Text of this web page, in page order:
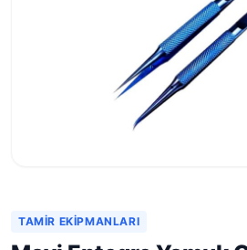
TAMIR EKIPMANLARI